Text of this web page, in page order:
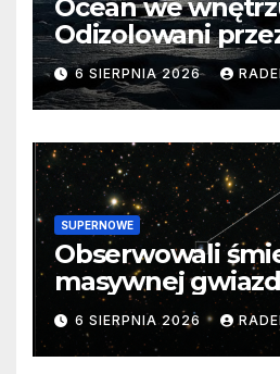
Ocean we
Odizolowani
barierę
6 SIERPNIA 2026
SUPERNOWE
Obserwowali
masywnej
samego
cenne dane
6 SIERPNIA 2026